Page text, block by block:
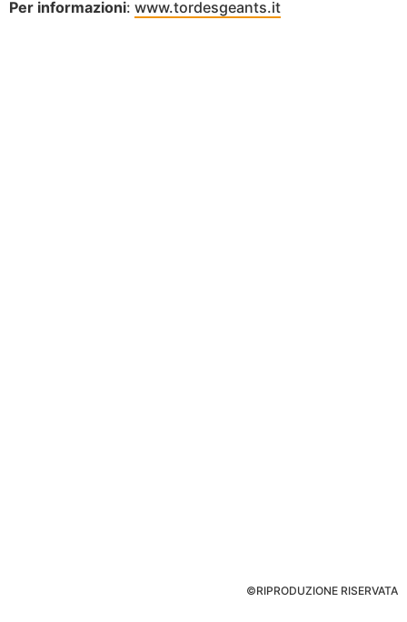
Per informazioni: www.tordesgeants.it
©RIPRODUZIONE RISERVATA